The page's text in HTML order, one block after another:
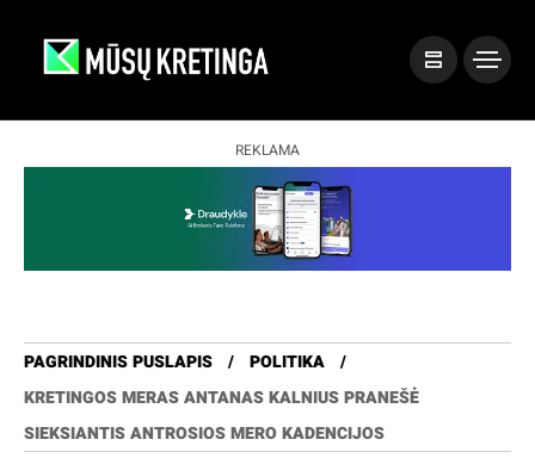
REKLAMA
PAGRINDINIS PUSLAPIS
POLITIKA
KRETINGOS MERAS ANTANAS KALNIUS PRANEŠĖ
SIEKSIANTIS ANTROSIOS MERO KADENCIJOS